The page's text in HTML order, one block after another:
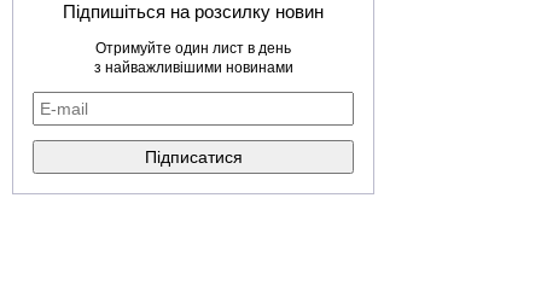
Підпишіться на розсилку новин
Отримуйте один лист в день
з найважливішими новинами